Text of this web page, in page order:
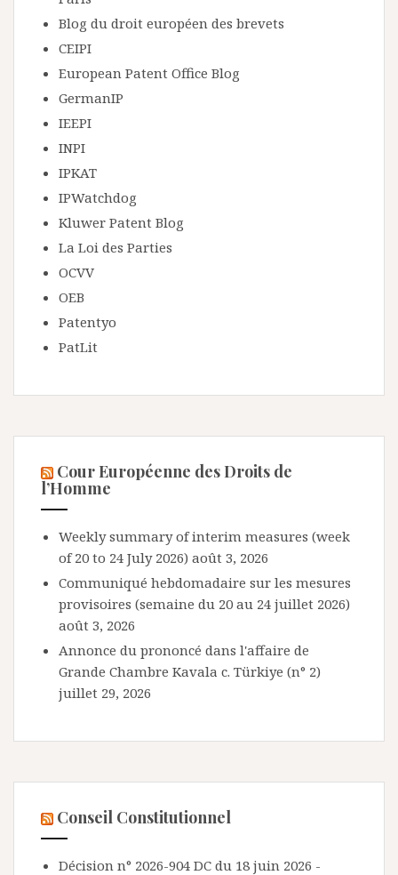
Blog du droit européen des brevets
CEIPI
European Patent Office Blog
GermanIP
IEEPI
INPI
IPKAT
IPWatchdog
Kluwer Patent Blog
La Loi des Parties
OCVV
OEB
Patentyo
PatLit
Cour Européenne des Droits de
l’Homme
Weekly summary of interim measures (week
of 20 to 24 July 2026) août 3, 2026
Communiqué hebdomadaire sur les mesures
provisoires (semaine du 20 au 24 juillet 2026)
août 3, 2026
Annonce du prononcé dans l'affaire de
Grande Chambre Kavala c. Türkiye (n° 2)
juillet 29, 2026
Conseil Constitutionnel
Décision n° 2026-904 DC du 18 juin 2026 -